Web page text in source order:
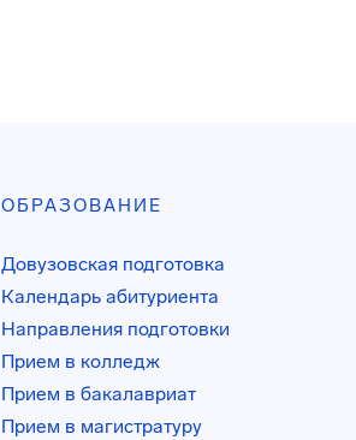
ОБРАЗОВАНИЕ
Довузовская подготовка
Календарь абитуриента
Направления подготовки
Прием в колледж
Прием в бакалавриат
Прием в магистратуру